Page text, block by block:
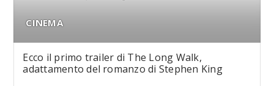
CINEMA
Ecco il primo trailer di The Long Walk,
adattamento del romanzo di Stephen King